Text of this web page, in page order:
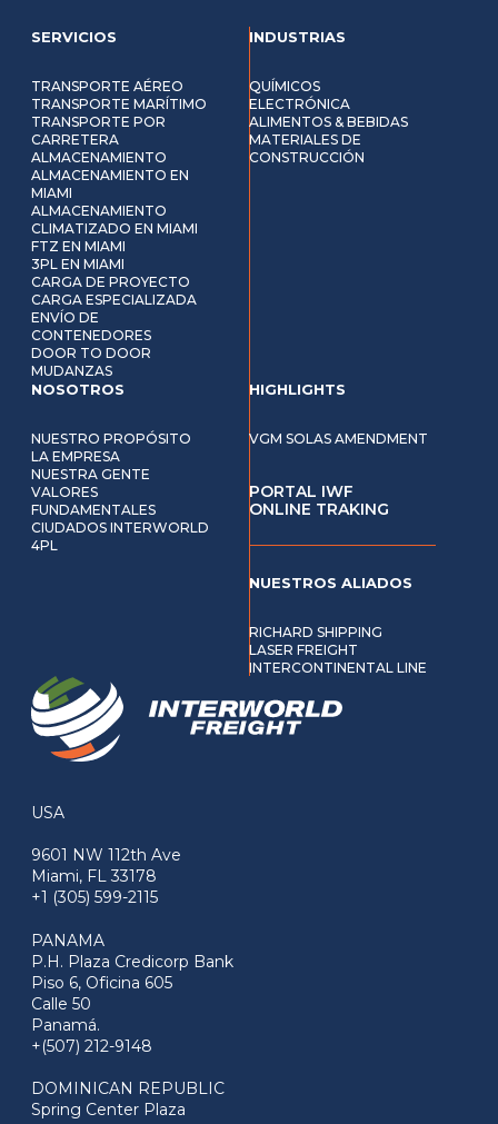
SERVICIOS
TRANSPORTE AÉREO
TRANSPORTE MARÍTIMO
TRANSPORTE POR
CARRETERA
ALMACENAMIENTO
ALMACENAMIENTO EN
MIAMI
ALMACENAMIENTO
CLIMATIZADO EN MIAMI
FTZ EN MIAMI
3PL EN MIAMI
CARGA DE PROYECTO
CARGA ESPECIALIZADA
ENVÍO DE
CONTENEDORES
DOOR TO DOOR
MUDANZAS
INDUSTRIAS
QUÍMICOS
ELECTRÓNICA
ALIMENTOS & BEBIDAS
MATERIALES DE
CONSTRUCCIÓN
NOSOTROS
NUESTRO PROPÓSITO
LA EMPRESA
NUESTRA GENTE
VALORES
FUNDAMENTALES
CIUDADOS INTERWORLD
4PL
HIGHLIGHTS
VGM SOLAS AMENDMENT
PORTAL IWF
ONLINE TRAKING
NUESTROS ALIADOS
RICHARD SHIPPING
LASER FREIGHT
INTERCONTINENTAL LINE
USA
9601 NW 112th Ave
Miami, FL 33178
+1 (305) 599-2115
PANAMA
P.H. Plaza Credicorp Bank
Piso 6, Oficina 605
Calle 50
Panamá.
+(507) 212-9148
DOMINICAN REPUBLIC
Spring Center Plaza